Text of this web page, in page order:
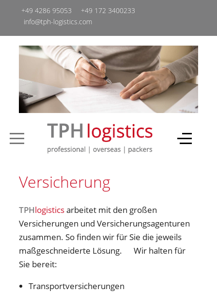
+49 4286 95053
+49 ‭172 3400233‬
info@tph-logistics.com
Versicherung
TPHlogisticsarbeitet mit den großen
Versicherungen und Versicherungsagenturen
zusammen. So finden wir für Sie die jeweils
maßgeschneiderte Lösung. Wir halten für
Sie bereit:
Transportversicherungen